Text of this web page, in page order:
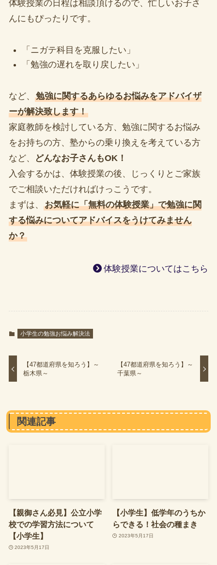
体験授業の日程は相談頂けるので、忙しいお子さ
んにもぴったりです。
「ニガテ科目を克服したい」
「勉強の遅れを取り戻したい」
など、 勉強に関するあらゆるお悩みをアドバイザ
ーが解決致します！
家庭教師を検討している方、勉強に関するお悩み
をお持ちの方、塾からの乗り換えを考えている方
など、
どんなお子さんもOK！
入会するかは、体験授業の後、じっくりとご家族
でご相談いただければけっこうです。
まずは、 お気軽に「無料の体験授業」で勉強に関
する悩みについてアドバイスをうけてみません
か？
体験授業についてはこちら
小学生の勉強お悩み解決法
【47都道府県を知ろう】～
栃木県～
【47都道府県を知ろう】～
千葉県～
関連記事
【親御さん必見】公立小学
校での学習方法について
【小学生】
2023年5月17日
【小学生】低学年のうちか
らできる！社会の種まき
2023年5月17日